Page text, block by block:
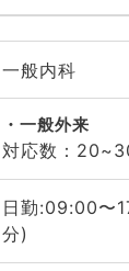
一般内科
一般外来
対応数：
日勤:09:00〜
分)